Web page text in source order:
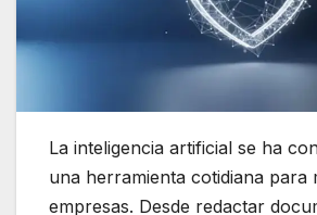
La inteligencia artificial se ha
una herramienta cotidiana para
empresas. Desde redactar